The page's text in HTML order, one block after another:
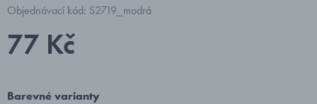
Objednávací kód: S2719_modrá
77 Kč
Barevné varianty